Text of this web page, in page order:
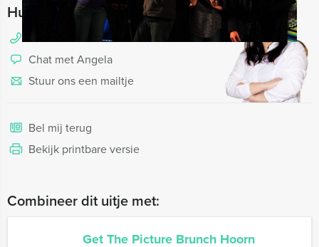
Hulp nodig bij het kiezen?
088 428 81 10
Chat met Angela
Stuur ons een mailtje
Bel mij terug
Bekijk printbare versie
Combineer dit uitje met:
Get The Picture Brunch Hoorn